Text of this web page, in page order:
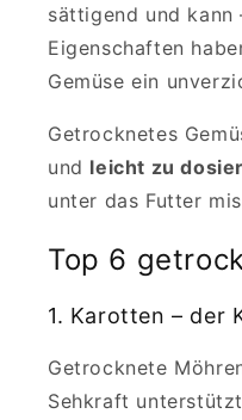
sättigend und kann
Eigenschaften
Gemüse ein
Getrocknetes
und leicht zu
unter das Futter
Top 6
1. Karotten – der
Getrocknete
Sehkraft